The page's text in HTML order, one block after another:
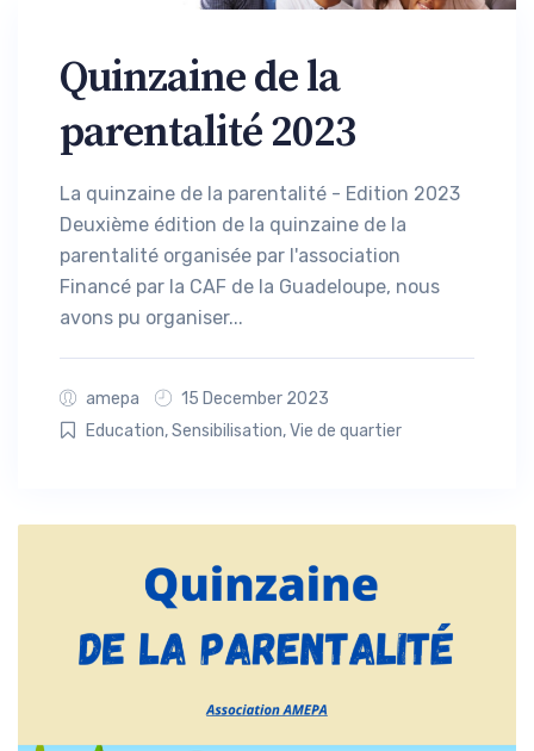
Quinzaine de la
parentalité 2023
La quinzaine de la parentalité - Edition 2023
Deuxième édition de la quinzaine de la
parentalité organisée par l'association
Financé par la CAF de la Guadeloupe, nous
avons pu organiser...
amepa
15 December 2023
Education,Sensibilisation,Vie de quartier